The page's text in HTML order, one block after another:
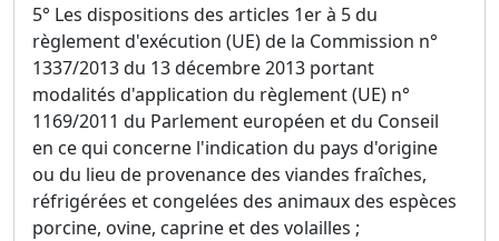
5° Les dispositions des articles 1er à 5 du
règlement d'exécution (UE) de la Commission n°
1337/2013 du 13 décembre 2013 portant
modalités d'application du règlement (UE) n°
1169/2011 du Parlement européen et du Conseil
en ce qui concerne l'indication du pays d'origine
ou du lieu de provenance des viandes fraîches,
réfrigérées et congelées des animaux des espèces
porcine, ovine, caprine et des volailles ;